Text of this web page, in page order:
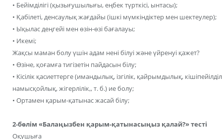
• Бейімділігі (қызығушылығы, еңбек түрткісі, ынтасы);
• Қабілеті, денсаулық жағдайы (ішкі мүмкіндіктер мен шектеулер);
• Ықылас деңгейі мен өзін-өзі бағалауы;
• Икемі;
Жақсы маман болу үшін адам нені білуі және үйренуі қажет?
• Өзіне, қоғамға тигізетін пайдасын білу;
• Кісілік қасиеттерге (имандылық, ізгілік, қайрымдылық,
намысқойлық, жігерлілік,, т. б.) ие болу;
• Ортамен қарым-қатынас жасай білу;
2-бөлім «Балаңызбен қарым-қатынасыңыз қалай?» тесті
Оқушыға